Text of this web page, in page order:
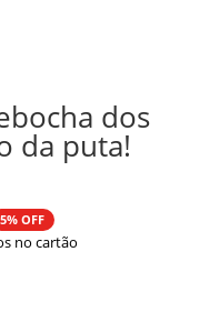
dos
da puta!
5% OFF
no cartão